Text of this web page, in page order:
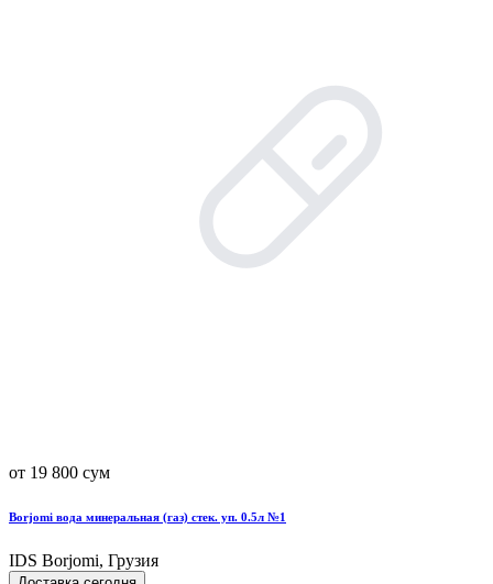
от 19 800 сум
Borjomi вода минеральная (газ) стек. уп. 0.5л №1
IDS Borjomi, Грузия